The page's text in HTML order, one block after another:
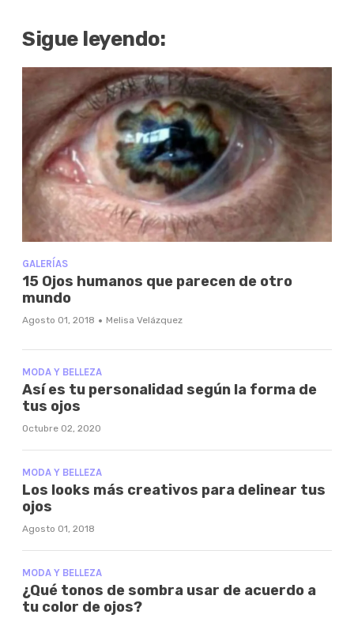
Sigue leyendo:
GALERÍAS
15 Ojos humanos que parecen de otro
mundo
Agosto 01, 2018 · Melisa Velázquez
MODA Y BELLEZA
Así es tu personalidad según la forma de
tus ojos
Octubre 02, 2020
MODA Y BELLEZA
Los looks más creativos para delinear tus
ojos
Agosto 01, 2018
MODA Y BELLEZA
¿Qué tonos de sombra usar de acuerdo a
tu color de ojos?